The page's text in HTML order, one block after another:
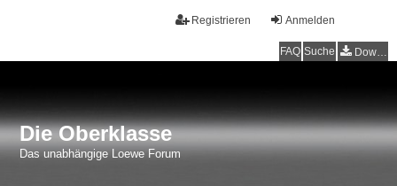
Anmelden
Registrieren
FAQ Suche Downloads
Die Oberklasse
Das unabhängige Loewe Forum